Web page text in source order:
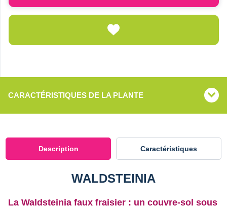
CARACTÉRISTIQUES DE LA PLANTE
Description Caractéristiques
WALDSTEINIA
La Waldsteinia faux fraisier : un couvre-sol sous